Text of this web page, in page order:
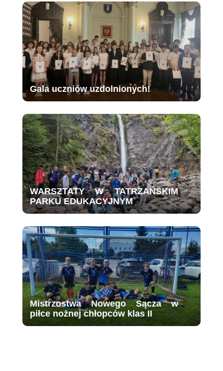
Gala uczniów uzdolnionych!
WARSZTATY W TATRZAŃSKIM
PARKU EDUKACYJNYM
Mistrzostwa Nowego Sącza w
piłce nożnej chłopców klas II